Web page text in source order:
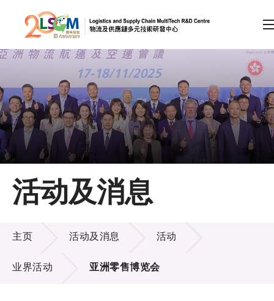
跳到内容（按回车键）
会员登录
A A EN 繁 简
主页
关于LSCM
技术商品化
项目及资助计划
活动及消息
活动及消息
活动及消息
主页 活动及消息 活动
业界活动 亚洲零售博览会